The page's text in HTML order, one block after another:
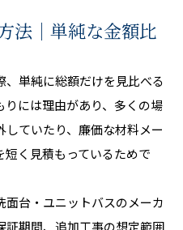
法｜単純な金額比
単純に総額だけを見比べる
りには理由があり、多くの場
ていたり、廉価な材料メー
く見積もっているためで
台・ユニットバスのメーカ
証期間、追加工事の想定範囲